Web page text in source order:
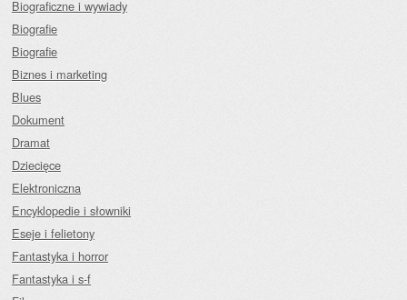
Biograficzne i wywiady
Biografie
Biografie
Biznes i marketing
Blues
Dokument
Dramat
Dziecięce
Elektroniczna
Encyklopedie i słowniki
Eseje i felietony
Fantastyka i horror
Fantastyka i s-f